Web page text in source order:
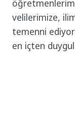
velilerimize,
temenni
en içten